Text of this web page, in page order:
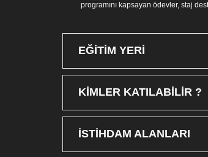
programını kapsayan ödevler, staj
EĞİTİM YERİ
KİMLER KATILABİLİR ?
İSTİHDAM ALANLARI